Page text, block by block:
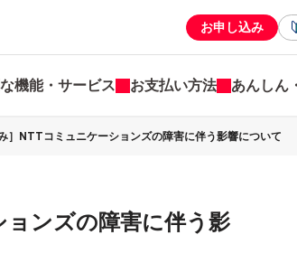
お申し込み
機能・サービス お支払い方法 あんしん
み］NTTコミュニケーションズの障害に伴う影響について
ョンズの障害に伴う影